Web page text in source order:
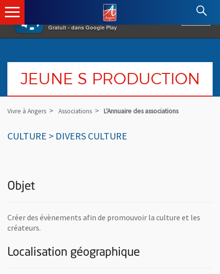
×
Gratuit - dans Google Play
Angers.fr : Retour à l'accueil
JEUNE S PRODUCTION
Vivre à Angers Associations L'Annuaire des associations
CULTURE > DIVERS CULTURE
Objet
Créer des évènements afin de promouvoir la culture et les
créateurs.
Localisation géographique